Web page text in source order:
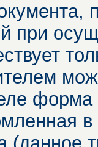
при
форма
в